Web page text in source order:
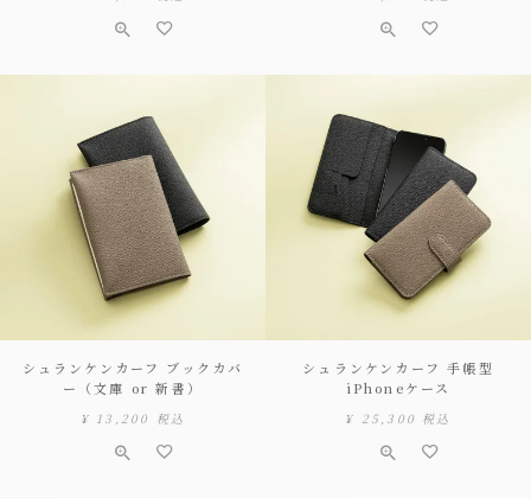
シュランケンカーフ ブックカバ
ー（文庫 or 新書）
¥ 13,200 税込
シュランケンカーフ 手帳型
iPhoneケース
¥ 25,300 税込